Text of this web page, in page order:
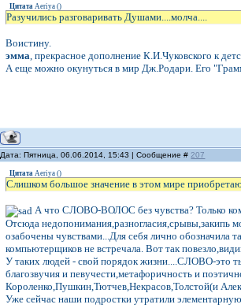
Цитата Aeriya ()
Разучились разговаривать Душами....молча....
Воистину.
эмма , прекрасное дополнение К.И.Чуковского к
А еще можно окунуться в мир Дж.Родари. Его
Дата: Пятница, 06.06.2014, 15:43 | Сообщение # 207
Цитата Aeriya ()
Слишком большое значение в этом мире
А что СЛОВО-ВОЛОС без чувства? Только
Отсюда недопонимания,разногласия,срывы,закипь
озабочены чувствами...Для себя лично обозначила
компьютерщиков не встречала. Вот так
У таких людей - свой порядок жизни....СЛОВО-это
благозвучия и певучести,метафоричность и
Короленко,Пушкин,Тютчев,Некрасов,Толстой(и
Уже сейчас наши подростки утратили